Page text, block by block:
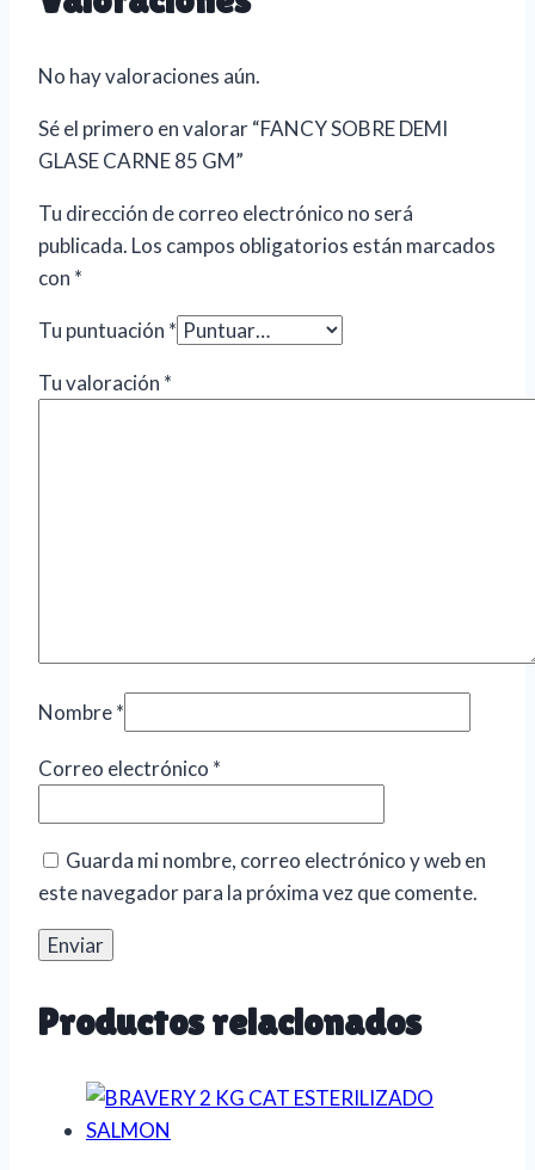
No hay valoraciones aún.
Sé el primero en valorar “FANCY SOBRE DEMI
GLASE CARNE 85 GM”
Tu dirección de correo electrónico no será
publicada. Los campos obligatorios están marcados
con *
Tu puntuación *
Tu valoración *
Nombre*
Correo electrónico *
Guarda mi nombre, correo electrónico y web en
este navegador para la próxima vez que comente.
Productos relacionados